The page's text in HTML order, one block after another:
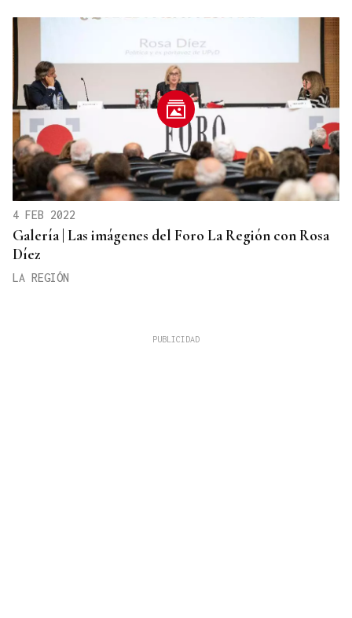
4 FEB 2022
Galería | Las imágenes del Foro La Región con Rosa
Díez
LA REGIÓN